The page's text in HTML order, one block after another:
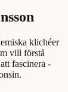
klichéer
vill förstå
fascinera -